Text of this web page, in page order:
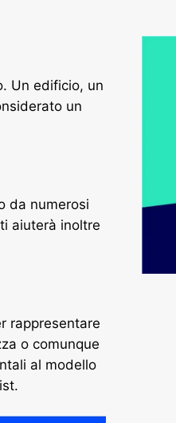
Un edificio, un
un
da numerosi
aiuterà inoltre
rappresentare
o comunque
al modello